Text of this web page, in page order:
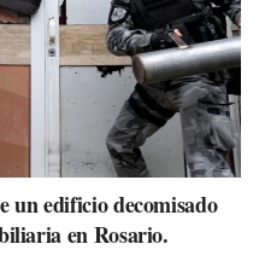
un edificio decomisado
en Rosario.